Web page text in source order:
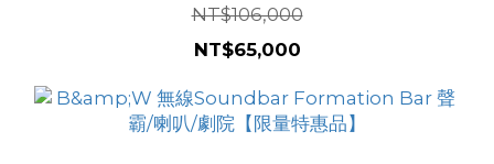
NT$106,000
NT$65,000